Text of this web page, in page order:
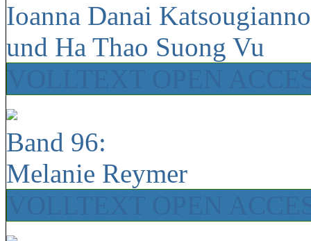
Ioanna Danai
und Ha Thao Suong Vu
Band 96:
Melanie Reymer